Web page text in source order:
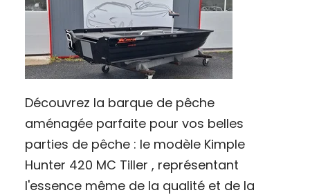
Découvrez la barque de pêche
aménagée parfaite pour vos belles
parties de pêche : le modèle Kimple
Hunter 420 MC Tiller , représentant
l'essence même de la qualité et de la